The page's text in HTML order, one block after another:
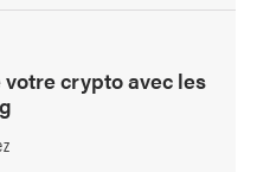
crypto avec les